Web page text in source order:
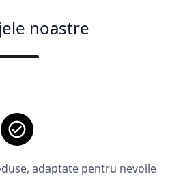
noastre
adaptate pentru nevoile